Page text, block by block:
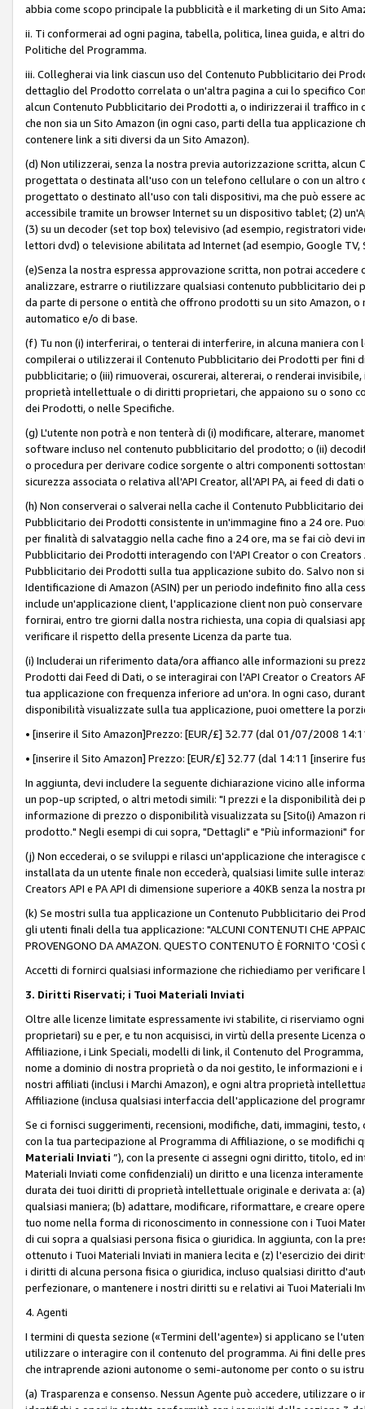
abbia come scopo principale la pubblicità e il marketing di un Sito
ii. Ti conformerai ad ogni pagina, tabella, politica, linea guida, e altri
Politiche del Programma.
iii. Collegherai via link ciascun uso del Contenuto Pubblicitario dei
dettaglio del Prodotto correlata o un'altra pagina a cui lo specifico
alcun Contenuto Pubblicitario dei Prodotti a, o indirizzerai il traffico in
che non sia un Sito Amazon (in ogni caso, parti della tua
contenere link a siti diversi da un Sito Amazon).
(d) Non utilizzerai, senza la nostra previa autorizzazione scritta,
progettata o destinata all'uso con un telefono cellulare o con un
progettato o destinato all'uso con tali dispositivi, ma che può essere
accessibile tramite un browser Internet su un dispositivo tablet; (2)
(3) su un decoder (set top box) televisivo (ad esempio, registratori
lettori dvd) o televisione abilitata ad Internet (ad esempio, Google TV,
(e)Senza la nostra espressa approvazione scritta, non potrai
analizzare, estrarre o riutilizzare qualsiasi contenuto pubblicitario
da parte di persone o entità che offrono prodotti su un sito Amazon,
automatico e/o di base.
(f) Tu non (i) interferirai, o tenterai di interferire, in alcuna maniera
compilerai o utilizzerai il Contenuto Pubblicitario dei Prodotti per
pubblicitarie; o (iii) rimuoverai, oscurerai, altererai, o renderai
proprietà intellettuale o di diritti proprietari, che appaiono su o sono
dei Prodotti, o nelle Specifiche.
(g) L'utente non potrà e non tenterà di (i) modificare, alterare,
software incluso nel contenuto pubblicitario del prodotto; o (ii)
o procedura per derivare codice sorgente o altri componenti
sicurezza associata o relativa all'API Creator, all'API PA, ai feed di
(h) Non conserverai o salverai nella cache il Contenuto Pubblicitario
Pubblicitario dei Prodotti consistente in un'immagine fino a 24 ore.
per finalità di salvataggio nella cache fino a 24 ore, ma se fai ciò
Pubblicitario dei Prodotti interagendo con l'API Creator o con
Pubblicitario dei Prodotti sulla tua applicazione subito do. Salvo non
Identificazione di Amazon (ASIN) per un periodo indefinito fino alla
include un'applicazione client, l'applicazione client non può
fornirai, entro tre giorni dalla nostra richiesta, una copia di qualsiasi
verificare il rispetto della presente Licenza da parte tua.
(i) Includerai un riferimento data/ora affianco alle informazioni su
Prodotti dai Feed di Dati, o se interagirai con l'API Creator o Creators
tua applicazione con frequenza inferiore ad un'ora. In ogni caso,
disponibilità visualizzate sulla tua applicazione, puoi omettere la
• [inserire il Sito Amazon]Prezzo: [EUR/£] 32.77 (dal 01/07/2008
• [inserire il Sito Amazon] Prezzo: [EUR/£] 32.77 (dal 14:11 [inserire
In aggiunta, devi includere la seguente dichiarazione vicino alle
un pop-up scripted, o altri metodi simili: "I prezzi e la disponibilità
informazione di prezzo o disponibilità visualizzata su [Sito(i)
prodotto." Negli esempi di cui sopra, "Dettagli" e "Più informazioni"
(j) Non eccederai, o se sviluppi e rilasci un'applicazione che interagisce
installata da un utente finale non eccederà, qualsiasi limite sulle
Creators API e PA API di dimensione superiore a 40KB senza la nostra
(k) Se mostri sulla tua applicazione un Contenuto Pubblicitario dei
gli utenti finali della tua applicazione: "ALCUNI CONTENUTI CHE
PROVENGONO DA AMAZON. QUESTO CONTENUTO È FORNITO
Accetti di fornirci qualsiasi informazione che richiediamo per
3. Diritti Riservati; i Tuoi Materiali Inviati
Oltre alle licenze limitate espressamente ivi stabilite, ci riserviamo
proprietari) su e per, e tu non acquisisci, in virtù della presente
Affiliazione, i Link Speciali, modelli di link, il Contenuto del
nome a dominio di nostra proprietà o da noi gestito, le informazioni e
nostri affiliati (inclusi i Marchi Amazon), e ogni altra proprietà
Affiliazione (inclusa qualsiasi interfaccia dell'applicazione del
Se ci fornisci suggerimenti, recensioni, modifiche, dati, immagini,
con la tua partecipazione al Programma di Affiliazione, o se modifichi
Materiali Inviati ”), con la presente ci assegni ogni diritto, titolo, ed
Materiali Inviati come confidenziali) un diritto e una licenza
durata dei tuoi diritti di proprietà intellettuale originale e derivata a:
qualsiasi maniera; (b) adattare, modificare, riformattare, e creare
tuo nome nella forma di riconoscimento in connessione con i Tuoi
di cui sopra a qualsiasi persona fisica o giuridica. In aggiunta, con la
ottenuto i Tuoi Materiali Inviati in maniera lecita e (z) l'esercizio dei
i diritti di alcuna persona fisica o giuridica, incluso qualsiasi diritto
perfezionare, o mantenere i nostri diritti su e relativi ai Tuoi Materiali
4. Agenti
I termini di questa sezione («Termini dell'agente») si applicano se
utilizzare o interagire con il contenuto del programma. Ai fini delle
che intraprende azioni autonome o semi-autonome per conto o su
(a) Trasparenza e consenso. Nessun Agente può accedere, utilizzare